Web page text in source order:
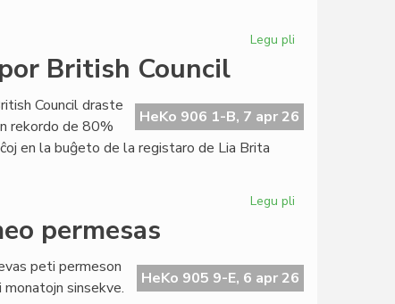
Legu pli
Santiago"...
en
British Council
HeKo 906 1-B, 7 apr 26
Council draste
rekordo de 80%
en la buĝeto de la registaro de Lia Brita
Legu pli
magriga
dieto
permesas
HeKo 905 9-E, 6 apr 26
peti permeson
sinsekve.